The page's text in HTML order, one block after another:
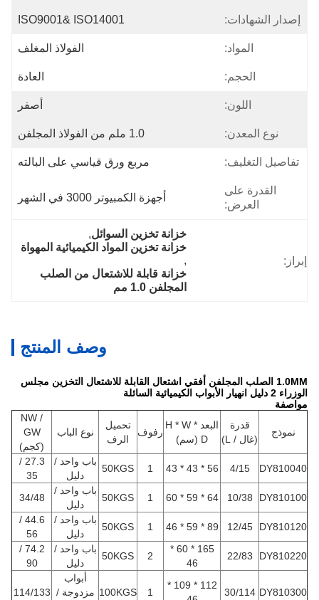
إصدار الشهادات: ISO9001& ISO14001
المواد: الفولاذ المغلف
الحجم: العادة
اللون: أصفر
نوع المعدن: 1.0 ملم من الفولاذ المجلفن
تفاصيل التغليف: مربع ورق قياسي على البالته
القدرة على
العرض:
أجهزة الكمبيوتر 3000 في الشهر
إبراز:
خزانة تخزين السوائل ,
خزانة تخزين المواد الكيميائية المهواة
,
خزانة قابلة للاشتعال من الصلب
المجلفن 1.0 مم
وصف المنتج
1.0MM الصلب المجلفن أفقي اشتعال القابلة للاشتعال التخزين مجلس
الوزراء 2 دليل انهيار الأبواب الكيميائية السائلة
مواصفة
نموذج
قدرة
(غال / L)
البعد H * W *
D (سم)
رفوف
تحميل
الرف
نوع الباب
NW /
GW
(كجم)
DY810040
4/15
56 * 43 * 43
50KGS
باب واحد /
دليل
27.3 /
35
DY810100
10/38
64 * 59 * 60
50KGS
باب واحد /
دليل
34/48
DY810120
12/45
89 * 59 * 46
50KGS
باب واحد /
دليل
44.6 /
56
DY810220
22/83
165 * 60 *
46
50KGS
باب واحد /
دليل
74.2 /
90
DY810300
30/114
112 * 109 *
100KGS
أبواب
مزدوجة /
114/133